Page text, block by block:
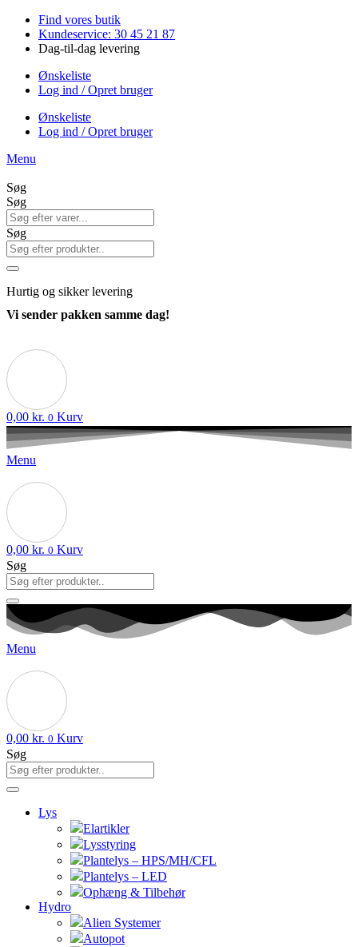
Videre
indhold
Find vores butik
Kundeservice: 30 45 21 87
Dag-til-dag levering
Ønskeliste
Log ind / Opret bruger
Ønskeliste
Log ind / Opret bruger
Menu
Søg
Søg
Søg
Hurtig og sikker levering
Vi sender pakken samme dag!
0,00 kr. 0 Kurv
Menu
0,00 kr. 0 Kurv
Søg
Menu
0,00 kr. 0 Kurv
Søg
Lys
Elartikler
Lysstyring
Plantelys – HPS/MH/CFL
Plantelys – LED
Ophæng & Tilbehør
Hydro
Alien Systemer
Autopot